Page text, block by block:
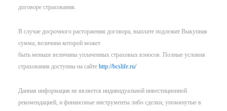
договоре страхования.
В случае досрочного расторжения договора, выплате подлежит Выкупная
сумма, величина которой может
быть меньше величины уплаченных страховых взносов. Полные условия
страхования доступны на сайте http://bcslife.ru/
Данная информация не является индивидуальной инвестиционной
рекомендацией, и финансовые инструменты либо сделки, упомянутые в